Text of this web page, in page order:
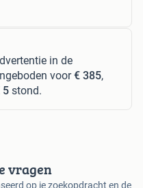
in de
voor€ 385,
5 stond.
vragen
op je zoekopdracht en de